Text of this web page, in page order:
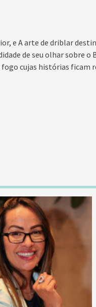
e A arte de driblar
de seu olhar sobre o
cujas histórias ficam